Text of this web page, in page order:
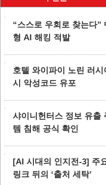
“스스로 우회로 찾는다”
형 AI 해킹 적발
호텔 와이파이 노린 러
시 악성코드 유포
샤이니헌터스 정보 유출
템 침해 공식 확인
[AI 시대의 인지전-3] 주
링크 뒤의 ‘출처 세탁’